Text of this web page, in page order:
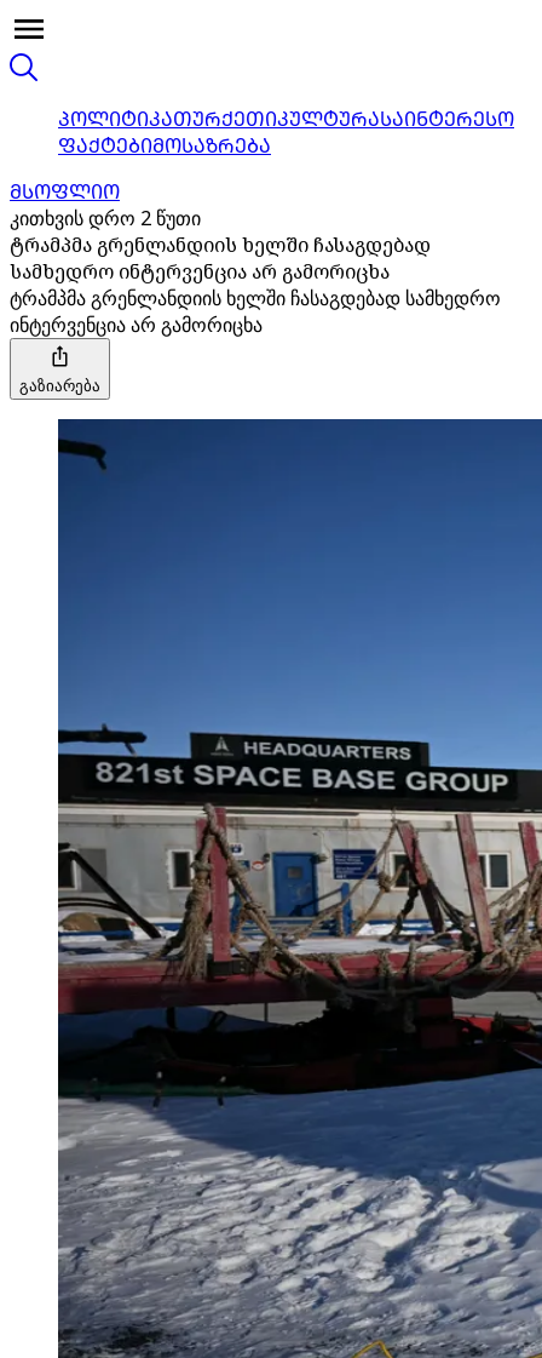
ᲞᲝᲚᲘᲢᲘᲙᲐᲗᲣᲠᲥᲔᲗᲘᲙᲣᲚᲢᲣᲠᲐᲡᲐᲘᲜᲢᲔᲠᲔᲡᲝ
ᲤᲐᲥᲢᲔᲑᲘᲛᲝᲡᲐᲖᲠᲔᲑᲐ
ᲛᲡᲝᲤᲚᲘᲝ
კითხვის დრო 2 წუთი
ტრამპმა გრენლანდიის ხელში ჩასაგდებად
სამხედრო ინტერვენცია არ გამორიცხა
ტრამპმა გრენლანდიის ხელში ჩასაგდებად სამხედრო
ინტერვენცია არ გამორიცხა
გაზიარება